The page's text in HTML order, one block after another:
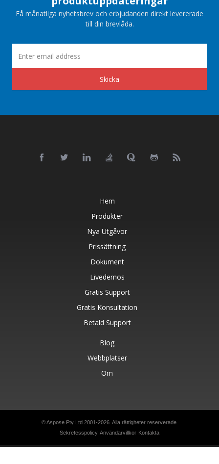
Få månatliga nyhetsbrev och erbjudanden direkt levererade
till din brevlåda.
Skicka
Hem
Produkter
Nya Utgåvor
Prissättning
Dokument
Livedemos
Gratis Support
Gratis Konsultation
Betald Support
Blog
Webbplatser
Om
© Aspose Pty Ltd 2001-2026. Alla rättigheter reserverade.
Sekretesspolicy Användarvillkor Kontakta